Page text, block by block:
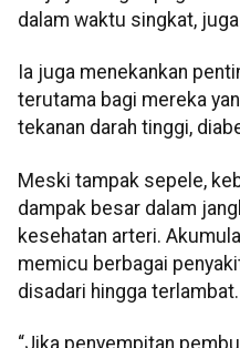
dalam waktu singkat,
Ia juga menekankan
terutama bagi mereka
tekanan darah tinggi,
Meski tampak sepele,
dampak besar dalam
kesehatan arteri.
memicu berbagai
disadari hingga terlambat.